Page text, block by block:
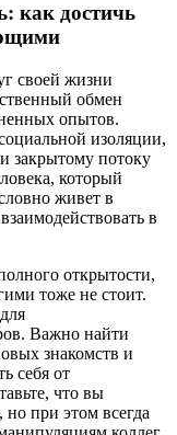
как достичь
своей жизни
обмен
опытов.
изоляции,
закрытому потоку
который
живет в
в
открытости,
тоже не стоит.
Важно найти
знакомств и
себя от
что вы
при этом всегда